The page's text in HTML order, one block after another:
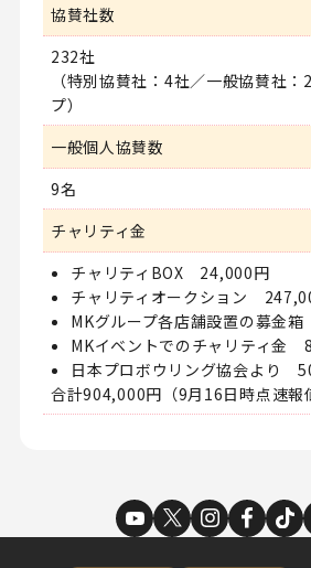
協賛社数
232社
（特別協賛社：4社／一般協賛社
プ）
一般個人協賛数
9名
チャリティ金
チャリティBOX 24,000円
チャリティオークション
MKグループ各店舗設置の募金
MKイベントでのチャリティ金
日本プロボウリング協会より
合計904,000円（9月16日時点速報